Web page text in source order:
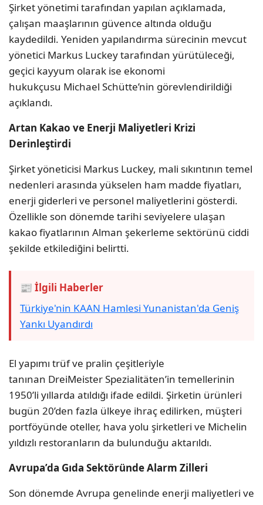
Şirket yönetimi tarafından yapılan açıklamada,
çalışan maaşlarının güvence altında olduğu
kaydedildi. Yeniden yapılandırma sürecinin mevcut
yönetici Markus Luckey tarafından yürütüleceği,
geçici kayyum olarak ise ekonomi
hukukçusu Michael Schütte’nin görevlendirildiği
açıklandı.
Artan Kakao ve Enerji Maliyetleri Krizi
Derinleştirdi
Şirket yöneticisi Markus Luckey, mali sıkıntının temel
nedenleri arasında yükselen ham madde fiyatları,
enerji giderleri ve personel maliyetlerini gösterdi.
Özellikle son dönemde tarihi seviyelere ulaşan
kakao fiyatlarının Alman şekerleme sektörünü ciddi
şekilde etkilediğini belirtti.
📰 İlgili Haberler
Türkiye'nin KAAN Hamlesi Yunanistan'da Geniş
Yankı Uyandırdı
El yapımı trüf ve pralin çeşitleriyle
tanınan DreiMeister Spezialitäten’in temellerinin
1950’li yıllarda atıldığı ifade edildi. Şirketin ürünleri
bugün 20’den fazla ülkeye ihraç edilirken, müşteri
portföyünde oteller, hava yolu şirketleri ve Michelin
yıldızlı restoranların da bulunduğu aktarıldı.
Avrupa’da Gıda Sektöründe Alarm Zilleri
Son dönemde Avrupa genelinde enerji maliyetleri ve